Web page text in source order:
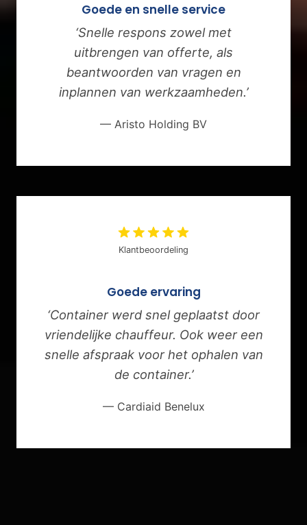
Goede en snelle service
‘Snelle respons zowel met
uitbrengen van offerte, als
beantwoorden van vragen en
inplannen van werkzaamheden.’
— Aristo Holding BV
Klantbeoordeling
Goede ervaring
‘Container werd snel geplaatst door
vriendelijke chauffeur. Ook weer een
snelle afspraak voor het ophalen van
de container.’
— Cardiaid Benelux